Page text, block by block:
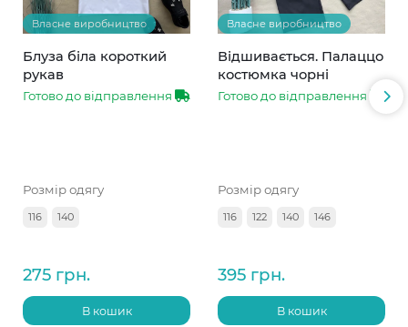
Власне виробництво
Блуза біла короткий
рукав
Готово до відправлення
Розмір одягу
116 140
275 грн.
В кошик
Власне виробництво
Відшивається. Палаццо
костюмка чорні
Готово до відправлення
Розмір одягу
116 122 140 146
395 грн.
В кошик